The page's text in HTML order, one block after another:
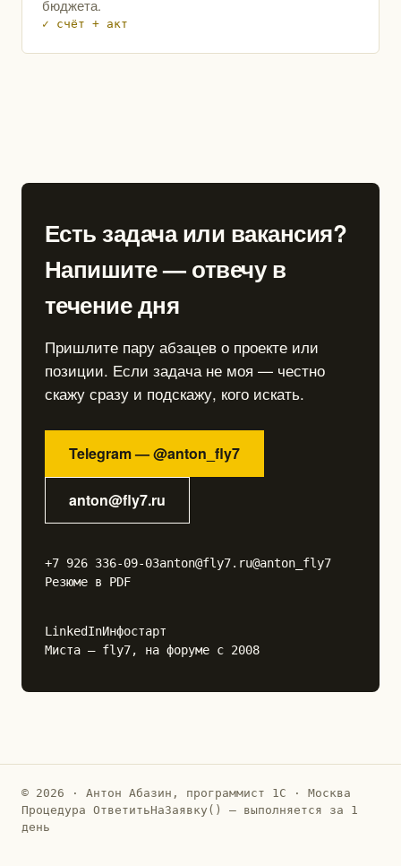
бюджета.
✓ счёт + акт
Есть задача или вакансия?
Напишите — отвечу в
течение дня
Пришлите пару абзацев о проекте или
позиции. Если задача не моя — честно
скажу сразу и подскажу, кого искать.
Telegram — @anton_fly7
anton@fly7.ru
+7 926 336-09-03anton@fly7.ru@anton_fly7
Резюме в PDF
LinkedInИнфостарт
Миста — fly7, на форуме с 2008
© 2026 · Антон Абазин, программист 1С · Москва
Процедура ОтветитьНаЗаявку() — выполняется за 1
день